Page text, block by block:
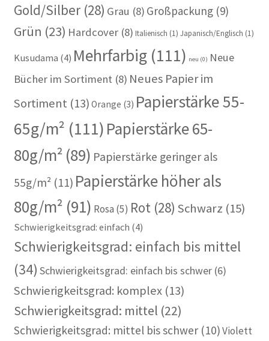
Gold/Silber(28) Grau (8) Großpackung(9)
Grün (23) Hardcover(8) Italienisch (1) Japanisch/Englisch (1)
Kusudama (4) Mehrfarbig(111) neu (0) Neue
Bücher im Sortiment (8) Neues Papier im
Sortiment(13) Orange (3) Papierstärke 55-
65g/m² (111) Papierstärke 65-
80g/m²(89) Papierstärke geringer als
55g/m²(11) Papierstärke höher als
80g/m² (91) Rosa (5) Rot (28) Schwarz (15)
Schwierigkeitsgrad: einfach (4)
Schwierigkeitsgrad: einfach bis mittel
(34) Schwierigkeitsgrad: einfach bis schwer(6)
Schwierigkeitsgrad: komplex(13)
Schwierigkeitsgrad: mittel (22)
Schwierigkeitsgrad: mittel bis schwer(10)Violett